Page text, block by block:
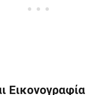
Εικονογραφία